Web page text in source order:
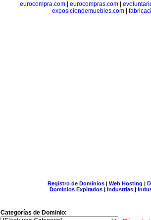
eurocompra.com| eurocompras.com|
exposiciondemuebles.com|
Registro de Dominios| Web Hosting |
Dominios Expirados | Industrias |
Categorías de Dominio: